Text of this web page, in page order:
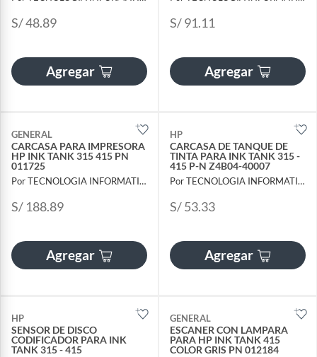
S/ 48.89
Agregar
S/ 91.11
Agregar
GENERAL
CARCASA PARA IMPRESORA
HP INK TANK 315 415 PN
011725
Por TECNOLOGIA INFORMATICA Y CONSULTORIA
S/ 188.89
Agregar
HP
CARCASA DE TANQUE DE
TINTA PARA INK TANK 315 -
415 P-N Z4B04-40007
Por TECNOLOGIA INFORMATICA Y CONSULTORIA
S/ 53.33
Agregar
HP
SENSOR DE DISCO
CODIFICADOR PARA INK
TANK 315 - 415
GENERAL
ESCANER CON LAMPARA
PARA HP INK TANK 415
COLOR GRIS PN 012184